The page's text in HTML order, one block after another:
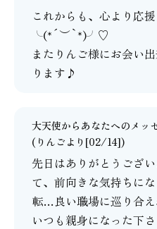
これからも、心より応
╰(*´︶`*)╯♡
またりんご様にお会い
ります♪
大天使からあなたへのメッ
(りんごより[02/14])
先日はありがとうござ
て、前向きな気持ちに
転…良い職場に巡り合え
いつも親身になった下